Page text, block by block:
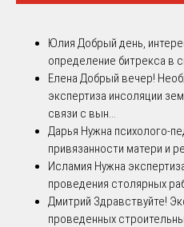
Юлия Добрый день,
определение битрекса в
Елена Добрый вечер!
экспертиза инсоляции
связи с вын...
Дарья Нужна психолого-
привязанности матери и
Исламия Нужна
проведения столярных
Дмитрий Здравствуйте!
проведенных